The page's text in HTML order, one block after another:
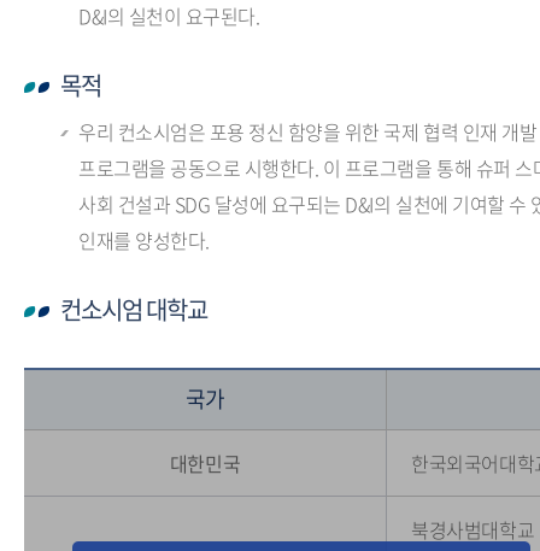
D&I의 실천이 요구된다.
목적
우리 컨소시엄은 포용 정신 함양을 위한 국제 협력 인재 개발
프로그램을 공동으로 시행한다. 이 프로그램을 통해 슈퍼 스
사회 건설과 SDG 달성에 요구되는 D&I의 실천에 기여할 수
인재를 양성한다.
컨소시엄 대학교
국가
대한민국 한국외국어대학
북경사범대학교